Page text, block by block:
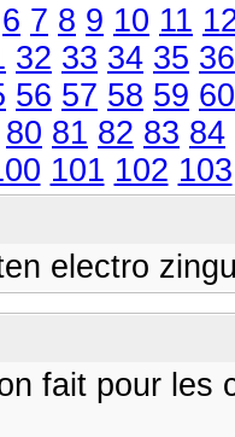
6 7 8 9 10 11
32 33 34 35 36
56 57 58 59 60
80 81 82 83 84
101 102 103
electro
fait pour les